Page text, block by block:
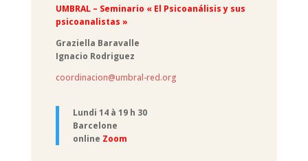
UMBRAL – Seminario « El Psicoanálisis y sus
psicoanalistas »
Graziella Baravalle
Ignacio Rodriguez
coordinacion@umbral-red.org
Lundi 14 à 19 h 30
Barcelone
online Zoom